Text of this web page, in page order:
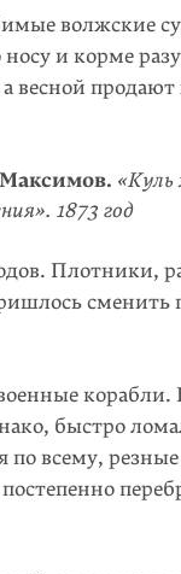
волжские
и корме
весной
«Куль
1873 год
Плотники,
сменить
корабли.
быстро
по всему,